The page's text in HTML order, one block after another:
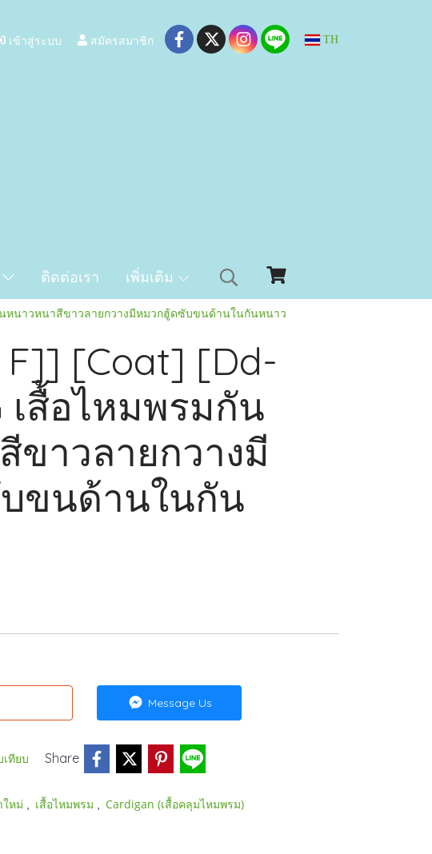
เข้าสู่ระบบ สมัครสมาชิก TH
ติดต่อเรา เพิ่มเติม
หนาวหนาสีขาวลายกวางมีหมวกฮู้ดซับขนด้านในกันหนาว
[Coat] [Dd-
เสื้อไหมพรมกัน
ขาวลายกวางมี
ขนด้านในกัน
Message Us
เทียบ Share
หม่ เสื้อไหมพรม Cardigan (เสื้อคลุมไหมพรม)